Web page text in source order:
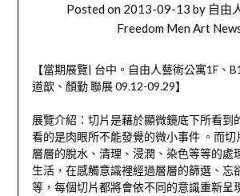
Posted on 2013-09-13 by 自由
Freedom Men Art
【當期展覽| 台中。自由人藝術公寓1F、
道歆、顏勤 聯展 09.12-09.29】
展覽介紹：切片是藉於顯微鏡底下所看到
看的是肉眼所不能發覺的微小事件 。而切
層層的脫水、清理、浸潤、染色等等的處
生活，在感觸意識裡經過層層的篩選、忘
等，每個切片都將會依不同的意識重新呈